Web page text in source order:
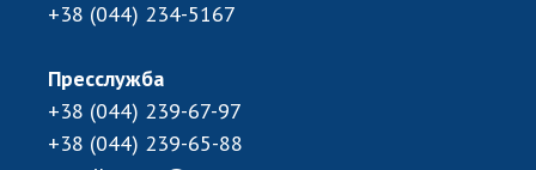
+38 (044) 234-5167
Пресслужба
+38 (044) 239-67-97
+38 (044) 239-65-88